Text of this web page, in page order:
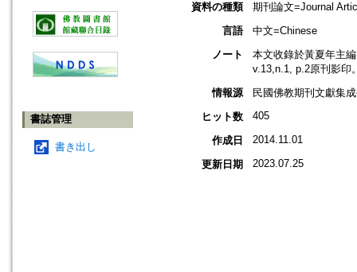
書誌管理
書き出し
資料の種類
期刊論文=Journal
言語
中文=Chinese
ノート
本文收錄於黃夏年主
v.13,n.1, p.2原刊影印
情報源
民國佛教期刊文獻集
ヒット数
405
作成日 2014.11.01
更新日期 2023.07.25